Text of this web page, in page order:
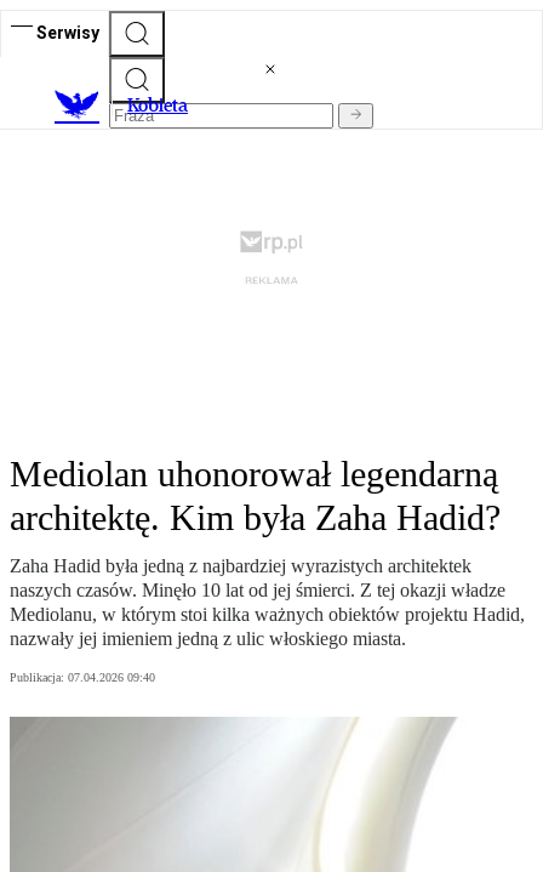
Serwisy
Kobieta
Mediolan uhonorował legendarną
architektę. Kim była Zaha Hadid?
Zaha Hadid była jedną z najbardziej wyrazistych architektek
naszych czasów. Minęło 10 lat od jej śmierci. Z tej okazji władze
Mediolanu, w którym stoi kilka ważnych obiektów projektu Hadid,
nazwały jej imieniem jedną z ulic włoskiego miasta.
Publikacja: 07.04.2026 09:40